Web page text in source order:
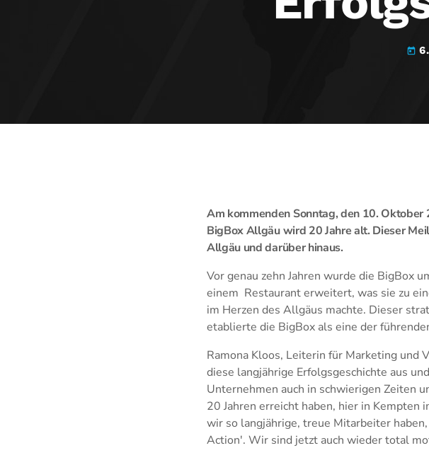
today
Am kommenden Sonntag, den 10.
BigBox Allgäu wird 20 Jahre alt. Dieser
Allgäu und darüber hinaus.
Vor genau zehn Jahren wurde die BigBox
einem Restaurant erweitert, was sie zu
im Herzen des Allgäus machte. Dieser
etablierte die BigBox als eine der
Ramona Kloos, Leiterin für Marketing und
diese langjährige Erfolgsgeschichte aus
Unternehmen auch in schwierigen Zeiten
20 Jahren erreicht haben, hier in Kempten
wir so langjährige, treue Mitarbeiter
Action'. Wir sind jetzt auch wieder total